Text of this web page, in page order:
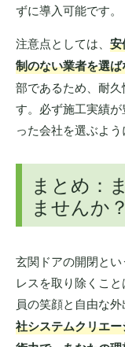
ずに導入可能です。
注意点としては、 安
制のない業者を選
部であるため、耐
す。必ず施工実績
った会社を選ぶよう
まとめ：
ませんか？
玄関ドアの開閉と
レスを取り除くこ
員の笑顔と自由な
社システムクリエ